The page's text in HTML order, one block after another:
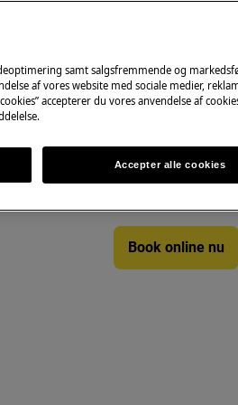
Book service
Vores erfarne
indgående og
reparation –
Book online nu
samt salgsfremmende og
af vores website med sociale medier,
accepterer du vores anvendelse af
Accepter alle cookies